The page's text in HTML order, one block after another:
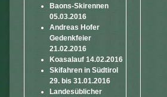
Baons-Skirennen
05.03.2016
Andreas Hofer
Gedenkfeier
21.02.2016
Koasalauf 14.02.2016
Skifahren in Südtirol
29. bis 31.01.2016
Landesüblicher